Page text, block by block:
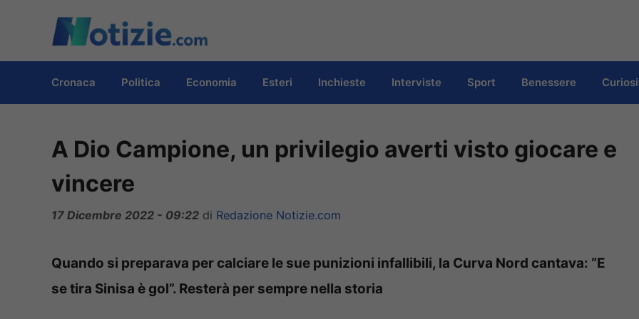
contenuto
Cronaca Politica Economia Esteri Inchieste Interviste Sport Benessere
A Dio Campione, un privilegio averti visto giocare e
vincere
17 Dicembre 2022 - 09:22 di Redazione Notizie.com
Quando si preparava per calciare le sue punizioni infallibili, la Curva Nord cantava: “E
se tira Sinisa è gol”. Resterà per sempre nella storia